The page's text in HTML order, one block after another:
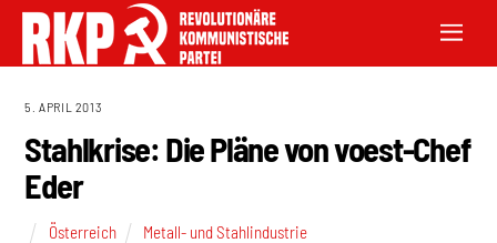
5. APRIL 2013
Stahlkrise: Die Pläne von voest-Chef
Eder
Österreich Metall- und Stahlindustrie